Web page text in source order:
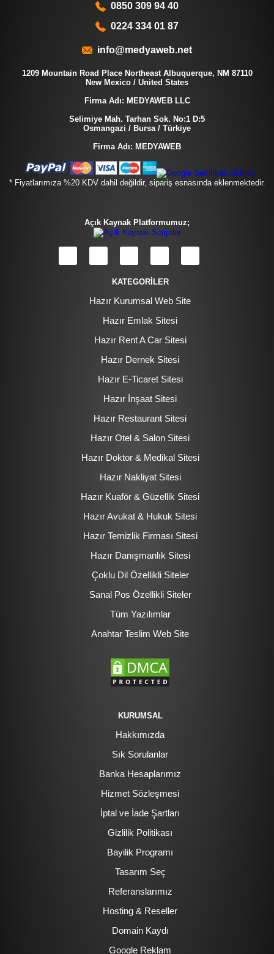
0850 309 94 40
0224 334 01 87
info@medyaweb.net
1209 Mountain Road Place Northeast Albuquerque, NM 87110
New Mexico / United States
Firma Adı: MEDYAWEB LLC
Selimiye Mah. Tarhan Sok. No:1 D:5
Osmangazi / Bursa / Türkiye
Firma Adı: MEDYAWEB
* Fiyatlarımıza %20 KDV dahil değildir, sipariş esnasında eklenmektedir.
Açık Kaynak Platformumuz;
KATEGORİLER
Hazır Kurumsal Web Site
Hazır Emlak Sitesi
Hazır Rent A Car Sitesi
Hazır Dernek Sitesi
Hazır E-Ticaret Sitesi
Hazır İnşaat Sitesi
Hazır Restaurant Sitesi
Hazır Otel & Salon Sitesi
Hazır Doktor & Medikal Sitesi
Hazır Nakliyat Sitesi
Hazır Kuaför & Güzellik Sitesi
Hazır Avukat & Hukuk Sitesi
Hazır Temizlik Firması Sitesi
Hazır Danışmanlık Sitesi
Çoklu Dil Özellikli Siteler
Sanal Pos Özellikli Siteler
Tüm Yazılımlar
Anahtar Teslim Web Site
KURUMSAL
Hakkımızda
Sık Sorulanlar
Banka Hesaplarımız
Hizmet Sözleşmesi
İptal ve İade Şartları
Gizlilik Politikası
Bayilik Programı
Tasarım Seç
Referanslarımız
Hosting & Reseller
Domain Kaydı
Google Reklam